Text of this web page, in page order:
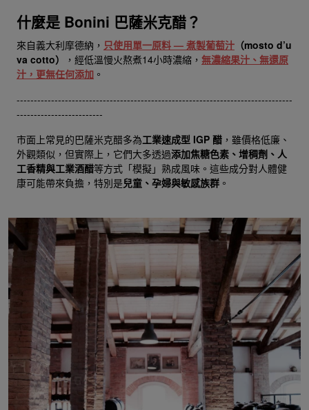
什麼是 Bonini 巴薩米克醋？
來自義大利摩德納， 只使用單一原料 — 煮製葡萄汁 （mosto d’u
va cotto）
，經低溫慢火熬煮14小時濃縮， 無濃縮果汁、無還原
汁，更無任何添加 。
--------------------------------------------------------------------------------
-------------------------
市面上常見的巴薩米克醋多為工業速成型 IGP 醋 ，雖價格低廉、
外觀類似，但實際上，它們大多透過添加焦糖色素、增稠劑、人
工香精與工業酒醋等方式「模擬」熟成風味。這些成分對人體健
康可能帶來負擔，特別是兒童、孕婦與敏感族群 。